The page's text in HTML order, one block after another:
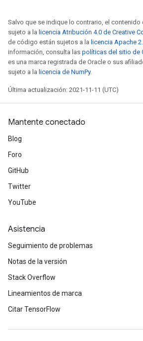
Salvo que se indique lo contrario, el contenido
sujeto a la licencia Atribución 4.0 de Creative
de código están sujetos a la licencia Apache
información, consulta las políticas del sitio de
es una marca registrada de Oracle o sus
sujeto a la licencia de NumPy.
Última actualización: 2021-11-11 (UTC)
Mantente conectado
Blog
Foro
GitHub
Twitter
YouTube
Asistencia
Seguimiento de problemas
Notas de la versión
Stack Overflow
Lineamientos de marca
Citar TensorFlow